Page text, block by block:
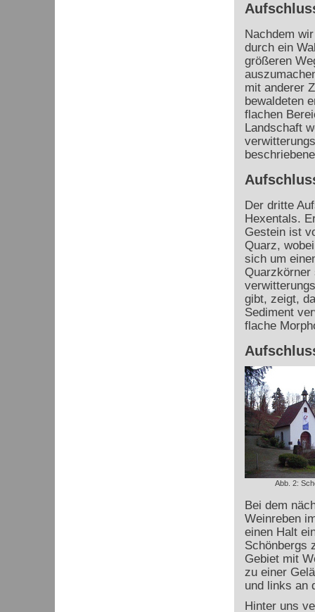
Nachdem
durch ein
größeren
mit anderer
bewaldeten
flachen
Landschaft
Der dritte
Hexentals.
Gestein ist
Quarz,
sich um
Quarzkörner
gibt, zeigt,
Sediment
flache
Abb. 2:
Bei dem
Weinreben
einen Halt
Schönbergs
Gebiet mit
zu einer
und links an
Hinter uns